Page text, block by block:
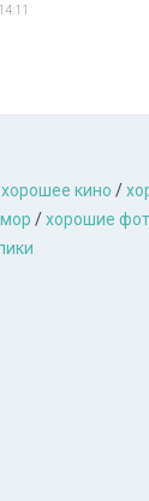
хорошее кино /
/хорошие